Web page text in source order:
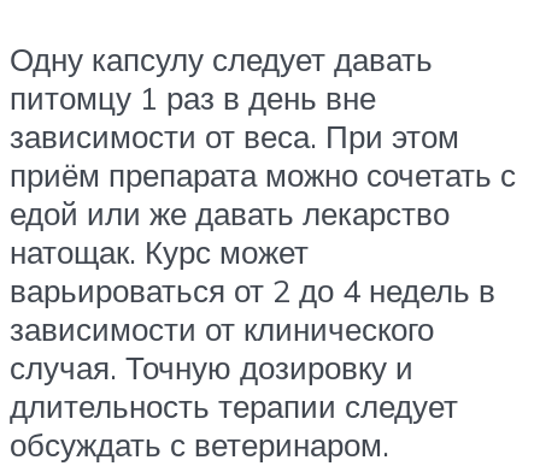
Одну капсулу следует давать
питомцу 1 раз в день вне
зависимости от веса. При этом
приём препарата можно сочетать с
едой или же давать лекарство
натощак. Курс может
варьироваться от 2 до 4 недель в
зависимости от клинического
случая. Точную дозировку и
длительность терапии следует
обсуждать с ветеринаром.